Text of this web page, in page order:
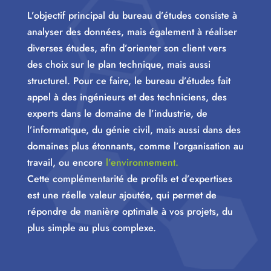
L’objectif principal du bureau d’études consiste à
analyser des données, mais également à réaliser
diverses études, afin d’orienter son client vers
des choix sur le plan technique, mais aussi
structurel. Pour ce faire, le bureau d’études fait
appel à des ingénieurs et des techniciens, des
experts dans le domaine de l’industrie, de
l’informatique, du génie civil, mais aussi dans des
domaines plus étonnants, comme l’organisation au
travail, ou encore l’environnement.
Cette complémentarité de profils et d’expertises
est une réelle valeur ajoutée, qui permet de
répondre de manière optimale à vos projets, du
plus simple au plus complexe.